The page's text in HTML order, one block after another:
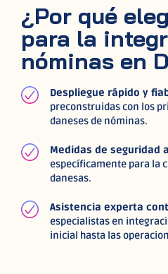
¿Por qué
para la
nóminas en
Despliegue rápido y
preconstruidas con los
daneses de nóminas.
Medidas de seguridad
específicamente para la
danesas.
Asistencia experta
especialistas en
inicial hasta las